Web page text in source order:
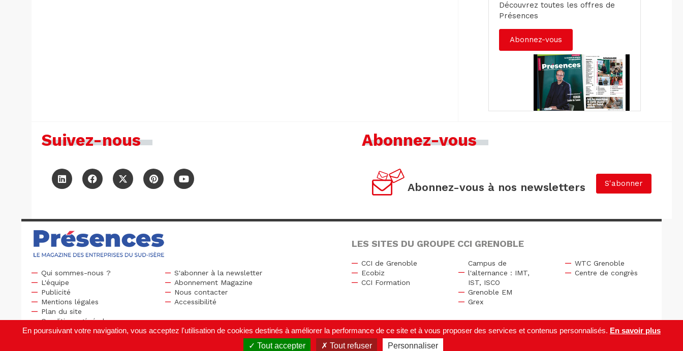
Découvrez toutes les offres de
Présences
Abonnez-vous
Suivez-nous Abonnez-vous
Abonnez-vous à nos newsletters S'abonner
Qui sommes-nous ?
L'équipe
Publicité
S'abonner à la newsletter
Abonnement Magazine
Nous contacter
Mentions légales
Plan du site
Conditions générales
Accessibilité
LES SITES DU GROUPE CCI GRENOBLE
CCI de Grenoble
Ecobiz
CCI Formation
Campus de
l'alternance : IMT,
IST, ISCO
Grenoble EM
Grex
WTC Grenoble
Centre de congrès
En poursuivant votre navigation, vous acceptez l'utilisation de cookies destinés à améliorer la performance de ce site et à vous proposer des services et contenus personnalisés. En savoir plus
Tout accepter
Tout refuser Personnaliser